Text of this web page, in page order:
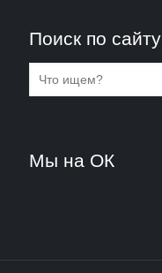
Поиск по сайту
Мы на ОК